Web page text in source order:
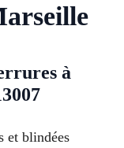
à
et blindées